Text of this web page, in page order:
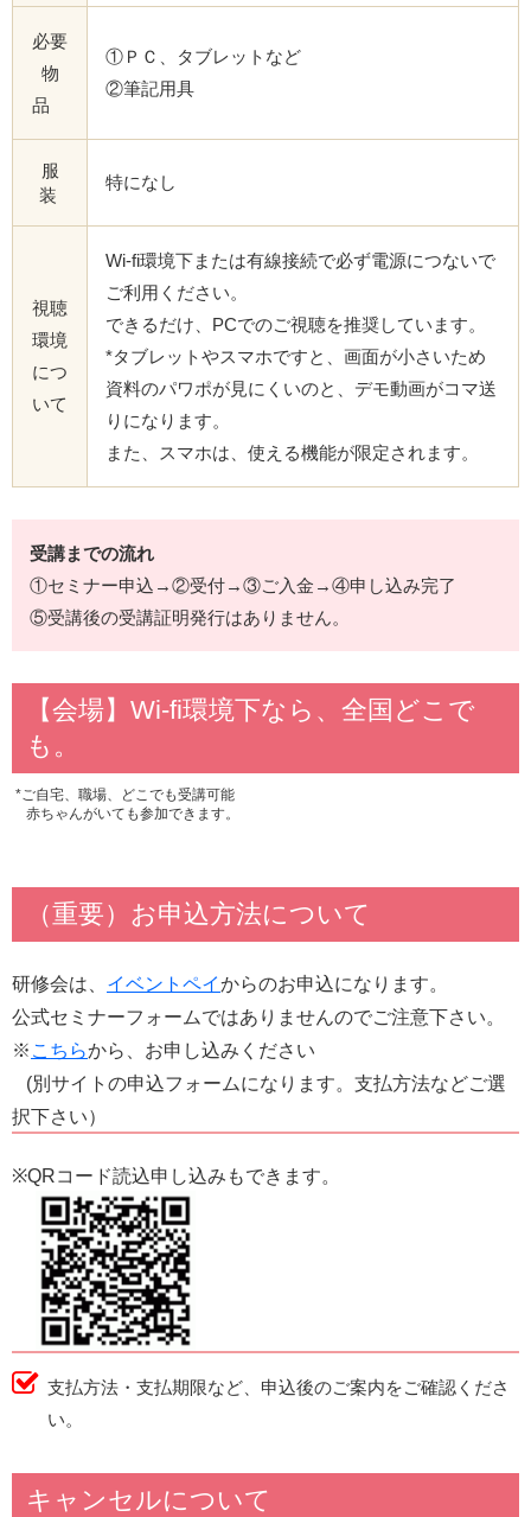
必要
物
品
①ＰＣ、タブレットなど
②筆記用具
服
装
特になし
視聴
環境
につ
いて
Wi-fi環境下または有線接続で必ず電源につないで
ご利用ください。
できるだけ、PCでのご視聴を推奨しています。
*タブレットやスマホですと、画面が小さいため
資料のパワポが見にくいのと、デモ動画がコマ送
りになります。
また、スマホは、使える機能が限定されます。
受講までの流れ
①セミナー申込→②受付→③ご入金→④申し込み完了
⑤受講後の受講証明発行はありません。
【会場】Wi-fi環境下なら、全国どこで
も。
*ご自宅、職場、どこでも受講可能
赤ちゃんがいても参加できます。
（重要）お申込方法について
研修会は、 イベントペイからのお申込になります。
公式セミナーフォームではありませんのでご注意下さい。
※ こちらから、お申し込みください
(別サイトの申込フォームになります。支払方法などご選
択下さい）
※QRコード読込申し込みもできます。
支払方法・支払期限など、申込後のご案内をご確認くださ
い。
キャンセルについて